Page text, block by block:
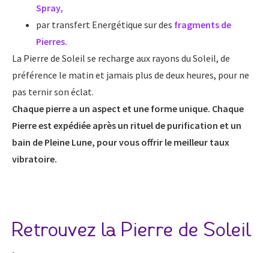
Spray,
par transfert Energétique sur des fragments de
Pierres.
La Pierre de Soleil se recharge aux rayons du Soleil, de
préférence le matin et jamais plus de deux heures, pour ne
pas ternir son éclat.
Chaque pierre a un aspect et une forme unique. Chaque
Pierre est expédiée après un rituel de purification et un
bain de Pleine Lune, pour vous offrir le meilleur taux
vibratoire.
Retrouvez la Pierre de Soleil